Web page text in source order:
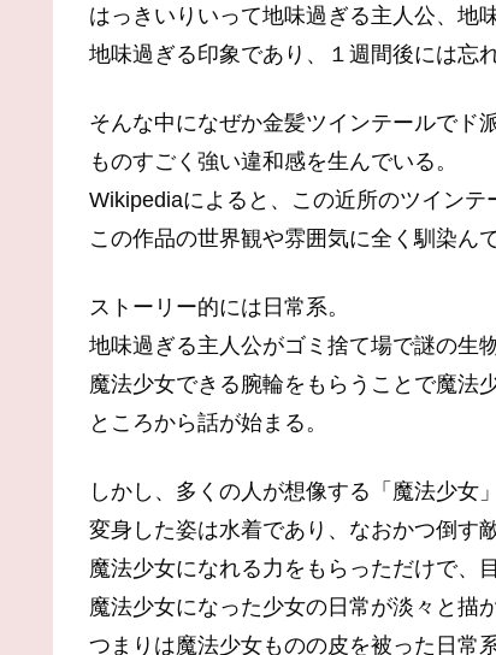
はっきいりいって地味過ぎる主人公、地
地味過ぎる印象であり、１週間後には忘
そんな中になぜか金髪ツインテールでド
ものすごく強い違和感を生んでいる。
Wikipediaによると、この近所のツインテ
この作品の世界観や雰囲気に全く馴染ん
ストーリー的には日常系。
地味過ぎる主人公がゴミ捨て場で謎の生
魔法少女できる腕輪をもらうことで魔法
ところから話が始まる。
しかし、多くの人が想像する「魔法少女
変身した姿は水着であり、なおかつ倒す
魔法少女になれる力をもらっただけで、
魔法少女になった少女の日常が淡々と描か
つまりは魔法少女ものの皮を被った日常系